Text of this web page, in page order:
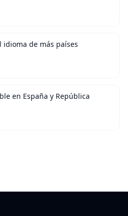
idioma de más países
en España y República